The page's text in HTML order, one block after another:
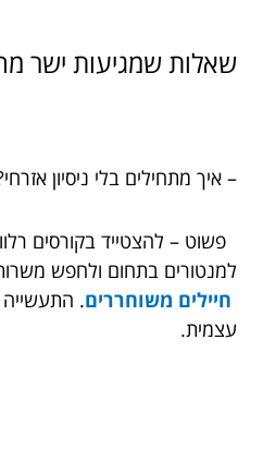
שאלות שמגיעות ישר
– איך מתחילים בלי ניסיון
פשוט – להצטייד בקורסים
למנטורים בתחום ולחפש
חיילים משוחררים. התעשייה
עצמית.